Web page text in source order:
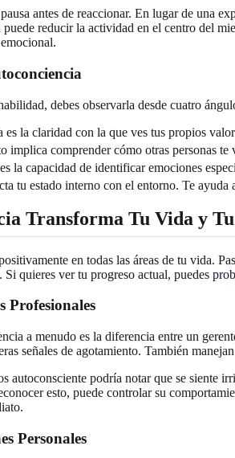
antes de reaccionar. En lugar de
reducir la actividad en el centro del
debes observarla desde cuatro
es la claridad con la que ves tus propios
implica comprender cómo otras personas
la capacidad de identificar emociones
tu estado interno con el entorno. Te
Transforma Tu Vida y
en todas las áreas de tu vida.
Si quieres ver tu progreso actual, puedes
Profesionales
a menudo es la diferencia entre un
señales de agotamiento. También
autoconsciente podría notar que se siente
esto, puede controlar su
Personales